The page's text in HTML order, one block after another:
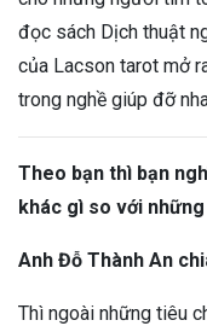
đọc sách Dịch thuật
của Lacson tarot mở
trong nghề giúp đỡ
Theo bạn thì bạn
khác gì so với
Anh Đỗ Thành An
Thì ngoài những tiêu